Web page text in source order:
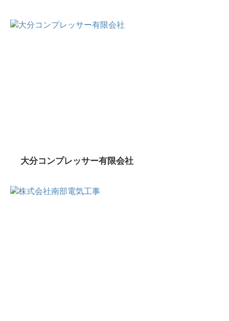
大分コンプレッサー有限会社